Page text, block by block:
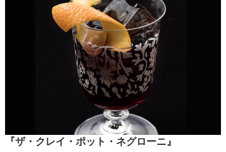
『ザ・クレイ・ポット・ネグローニ』